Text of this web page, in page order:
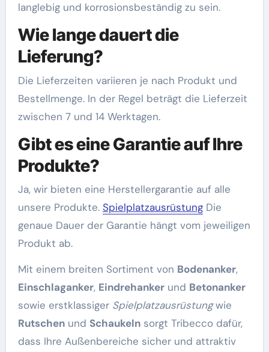
langlebig und korrosionsbeständig zu sein.
Wie lange dauert die
Lieferung?
Die Lieferzeiten variieren je nach Produkt und
Bestellmenge. In der Regel beträgt die Lieferzeit
zwischen 7 und 14 Werktagen.
Gibt es eine Garantie auf Ihre
Produkte?
Ja, wir bieten eine Herstellergarantie auf alle
unsere Produkte. SpielplatzausrüstungDie
genaue Dauer der Garantie hängt vom jeweiligen
Produkt ab.
Mit einem breiten Sortiment von Bodenanker,
Einschlaganker, Eindrehankerund Betonanker
sowie erstklassiger Spielplatzausrüstungwie
Rutschenund Schaukelnsorgt Tribecco dafür,
dass Ihre Außenbereiche sicher und attraktiv